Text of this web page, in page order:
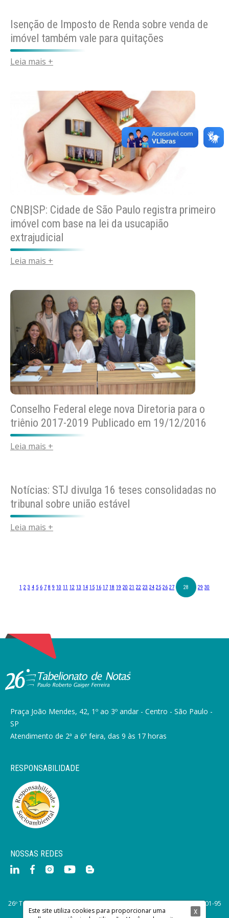
Isenção de Imposto de Renda sobre venda de
imóvel também vale para quitações
Leia mais +
CNB|SP: Cidade de São Paulo registra primeiro
imóvel com base na lei da usucapião
extrajudicial
Leia mais +
Conselho Federal elege nova Diretoria para o
triênio 2017-2019 Publicado em 19/12/2016
Leia mais +
Notícias: STJ divulga 16 teses consolidadas no
tribunal sobre união estável
Leia mais +
1 2 3 4 5 6 7 8 9 10 11 12 13 14 15 16 17 18 19 20 21 22 23 24 25 26 27 28 29 30
Praça João Mendes, 42, 1º ao 3º andar - Centro - São Paulo -
SP
Atendimento de 2ª a 6ª feira, das 9 às 17 horas
RESPONSABILIDADE
NOSSAS REDES
26º Tabelionato de Notas de São Paulo. © 2015 CNPJ: 45.588.233/0001-95
Desde 1964. Todos os direitos reservados.
Este site utiliza cookies para proporcionar uma
X